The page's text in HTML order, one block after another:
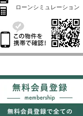
ローンシミュレーション